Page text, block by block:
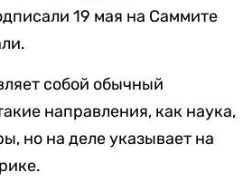
19 мая на Саммите
собой обычный
направления, как наука,
но на деле указывает на